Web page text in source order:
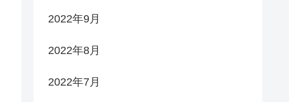
2022年9月
2022年8月
2022年7月